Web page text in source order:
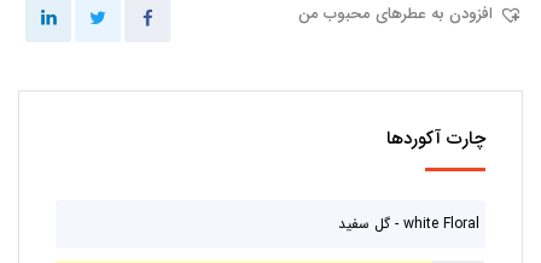
افزودن به عطرهای محبوب من
چارت آکوردها
گل سفید - white Floral